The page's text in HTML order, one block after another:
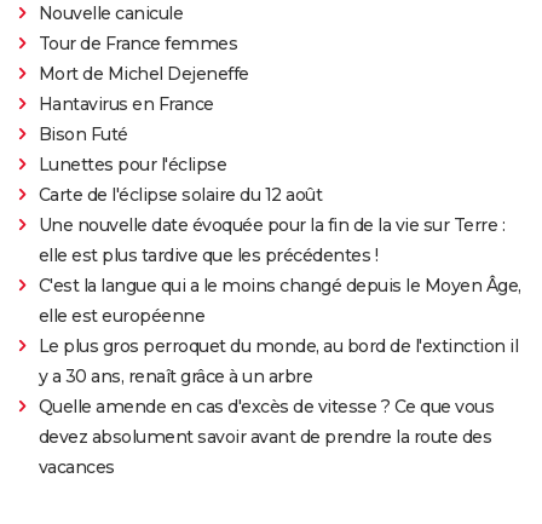
Nouvelle canicule
Tour de France femmes
Mort de Michel Dejeneffe
Hantavirus en France
Bison Futé
Lunettes pour l'éclipse
Carte de l'éclipse solaire du 12 août
Une nouvelle date évoquée pour la fin de la vie sur Terre :
elle est plus tardive que les précédentes !
C'est la langue qui a le moins changé depuis le Moyen Âge,
elle est européenne
Le plus gros perroquet du monde, au bord de l'extinction il
y a 30 ans, renaît grâce à un arbre
Quelle amende en cas d'excès de vitesse ? Ce que vous
devez absolument savoir avant de prendre la route des
vacances